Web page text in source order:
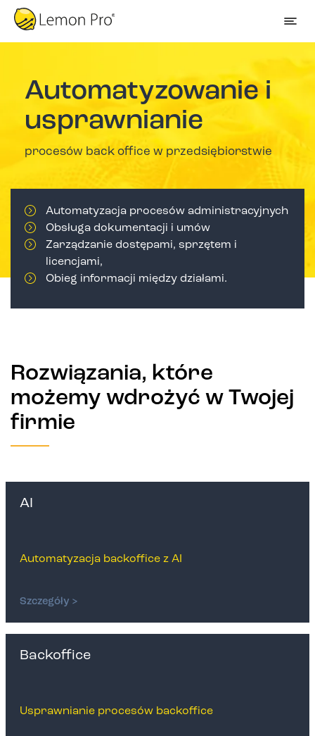
Automatyzowanie i
usprawnianie
procesów back office w przedsiębiorstwie
Automatyzacja procesów administracyjnych
Obsługa dokumentacji i umów
Zarządzanie dostępami, sprzętem i
licencjami,
Obieg informacji między działami.
Rozwiązania, które
możemy wdrożyć w Twojej
firmie
AI
Automatyzacja backoffice z AI
Szczegóły >
Backoffice
Usprawnianie procesów backoffice